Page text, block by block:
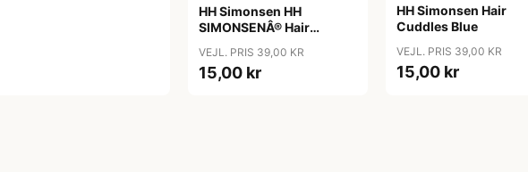
HH Simonsen HH
SIMONSENÂ® Hair
VEJL. PRIS 39,00 KR
15,00 kr
HH Simonsen Hair
Cuddles Blue
VEJL. PRIS 39,00 KR
15,00 kr